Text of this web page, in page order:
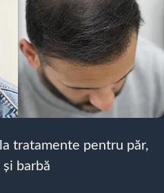
tratamente pentru păr,
și barbă